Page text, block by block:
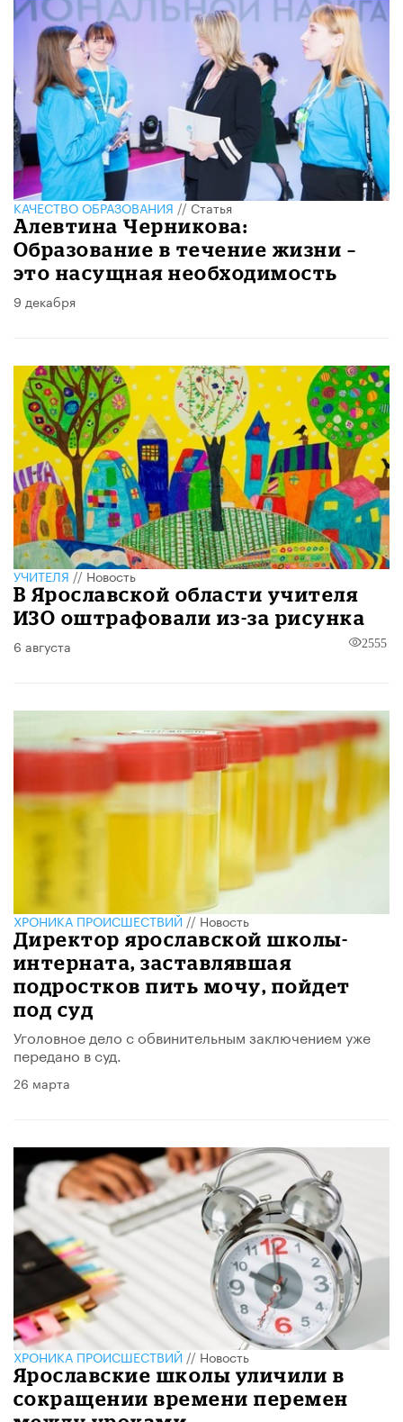
КАЧЕСТВО ОБРАЗОВАНИЯ//Статья
Алевтина Черникова:
Образование в течение жизни –
это насущная необходимость
9 декабря
УЧИТЕЛЯ//Новость
В Ярославской области учителя
ИЗО оштрафовали из-за рисунка
6 августа 2555
ХРОНИКА ПРОИСШЕСТВИЙ//Новость
Директор ярославской школы-
интерната, заставлявшая
подростков пить мочу, пойдет
под суд
Уголовное дело с обвинительным заключением уже
передано в суд.
26 марта
ХРОНИКА ПРОИСШЕСТВИЙ //Новость
Ярославские школы уличили в
сокращении времени перемен